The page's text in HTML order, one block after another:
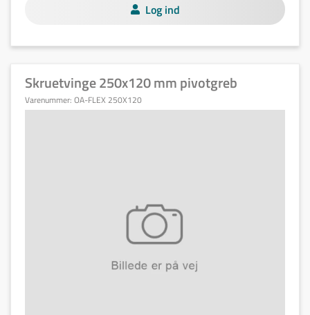
Log ind
Skruetvinge 250x120 mm pivotgreb
Varenummer: OA-FLEX 250X120